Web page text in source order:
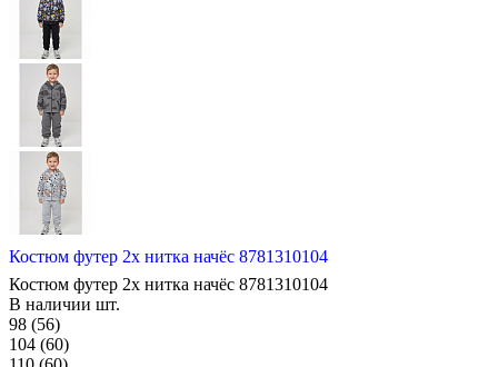
Костюм футер 2х нитка начёс 8781310104
Костюм футер 2х нитка начёс 8781310104
В наличии шт.
98 (56)
104 (60)